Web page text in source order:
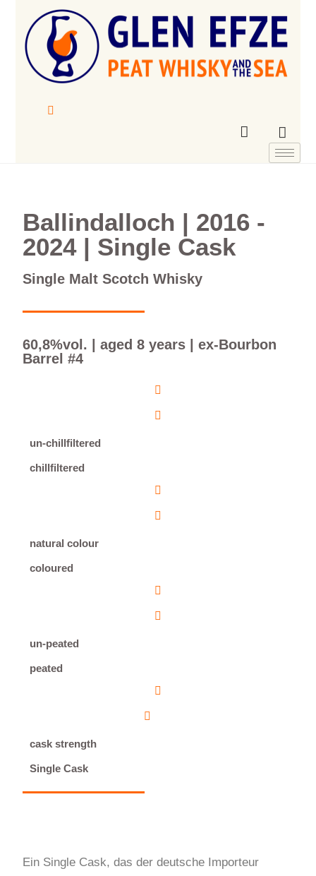
Ballindalloch | 2016 -
2024 | Single Cask
Single Malt Scotch Whisky
60,8%vol. | aged 8 years | ex-Bourbon
Barrel #4
un-chillfiltered
chillfiltered
natural colour
coloured
un-peated
peated
cask strength
Single Cask
Ein Single Cask, das der deutsche Importeur